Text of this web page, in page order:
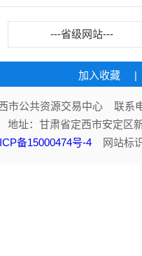
---省级网站---
加入收藏 |
市公共资源交易中心 联系
地址：甘肃省定西市安定
备15000474号-4 网站标